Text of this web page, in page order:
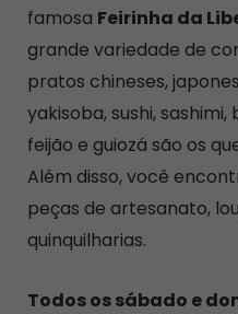
famosa Feirinha da
grande variedade de
pratos chineses,
yakisoba, sushi,
feijão e guiozá são os
Além disso, você
peças de artesanato,
quinquilharias.
Todos os sábado e